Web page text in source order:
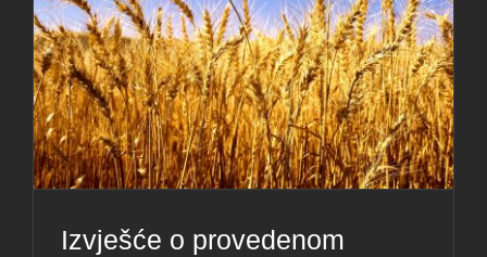
Izvješće o provedenom